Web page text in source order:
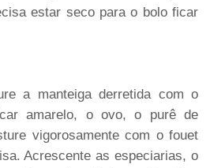
estar seco para o bolo ficar
a manteiga derretida com o
amarelo, o ovo, o purê de
vigorosamente com o fouet
Acrescente as especiarias, o